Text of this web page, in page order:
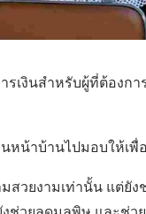
เงินสำหรับผู้ที่ต้องก
หน้าบ้านไปมอบให้เ
สวยงามเท่านั้น แต่